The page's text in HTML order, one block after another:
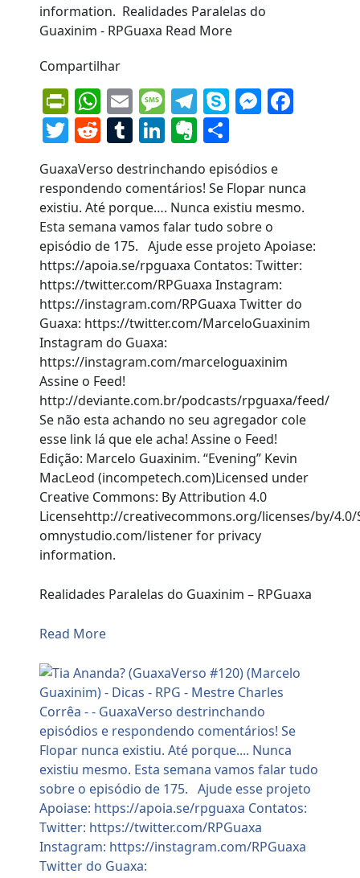
Compartilhar
PrintFriendly
WhatsApp
EmailMessage
Telegram
Skype
Twitter
Reddit
Tumblr
LinkedIn
Evernote
GuaxaVerso destrinchando episódios e
respondendo comentários! Se Flopar nunca
existiu. Até porque…. Nunca existiu mesmo.
Esta semana vamos falar tudo sobre o
episódio de 175. Ajude esse projeto Apoiase:
https://apoia.se/rpguaxa Contatos: Twitter:
https://twitter.com/RPGuaxa Instagram:
https://instagram.com/RPGuaxa Twitter do
Guaxa: https://twitter.com/MarceloGuaxinim
Instagram do Guaxa:
https://instagram.com/marceloguaxinim
Assine o Feed!
http://deviante.com.br/podcasts/rpguaxa/feed/
Se não esta achando no seu agregador cole
esse link lá que ele acha! Assine o Feed!
Edição: Marcelo Guaxinim. “Evening” Kevin
MacLeod (incompetech.com)Licensed under
Creative Commons: By Attribution 4.0
Licensehttp://creativecommons.org/licenses/by/4.0/
omnystudio.com/listener for privacy
information.
Realidades Paralelas do Guaxinim – RPGuaxa
Read More